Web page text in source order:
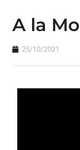
A la
25/10/2021